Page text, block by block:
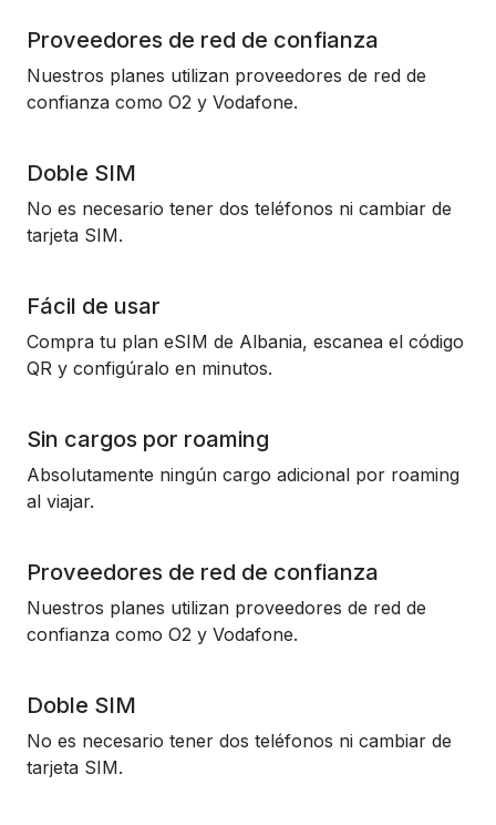
Proveedores de red de confianza
Nuestros planes utilizan proveedores de red de
confianza como O2 y Vodafone.
Doble SIM
No es necesario tener dos teléfonos ni cambiar de
tarjeta SIM.
Fácil de usar
Compra tu plan eSIM de Albania, escanea el código
QR y configúralo en minutos.
Sin cargos por roaming
Absolutamente ningún cargo adicional por roaming
al viajar.
Proveedores de red de confianza
Nuestros planes utilizan proveedores de red de
confianza como O2 y Vodafone.
Doble SIM
No es necesario tener dos teléfonos ni cambiar de
tarjeta SIM.